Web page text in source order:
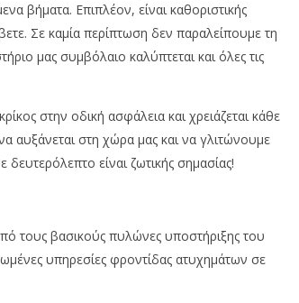
βήματα. Επιπλέον, είναι καθοριστικής
Σε καμία περίπτωση δεν παραλείπουμε τη
μας συμβόλαιο καλύπτεται και όλες τις
στην οδική ασφάλεια και χρειάζεται κάθε
αυξάνεται στη χώρα μας και να γλιτώνουμε
είναι ζωτικής σημασίας!
τους βασικούς πυλώνες υποστήριξης του
υπηρεσίες φροντίδας ατυχημάτων σε